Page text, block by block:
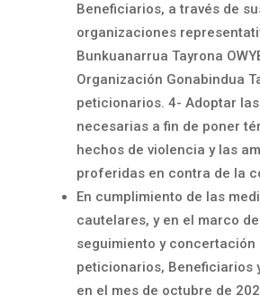
Beneficiarios, a través de
organizaciones
Bunkuanarrua Tayrona
Organización Gonabindua
peticionarios. 4- Adoptar
necesarias a fin de poner
hechos de violencia y las
proferidas en contra de la
En cumplimiento de las
cautelares, y en el marco
seguimiento y concertación
peticionarios, Beneficiarios
en el mes de octubre de